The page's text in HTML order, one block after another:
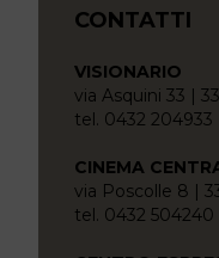
CONTATTI
VISIONARIO
via Asquini 33 |
tel. 0432 204933
CINEMA
via Poscolle 8 |
tel. 0432 504240